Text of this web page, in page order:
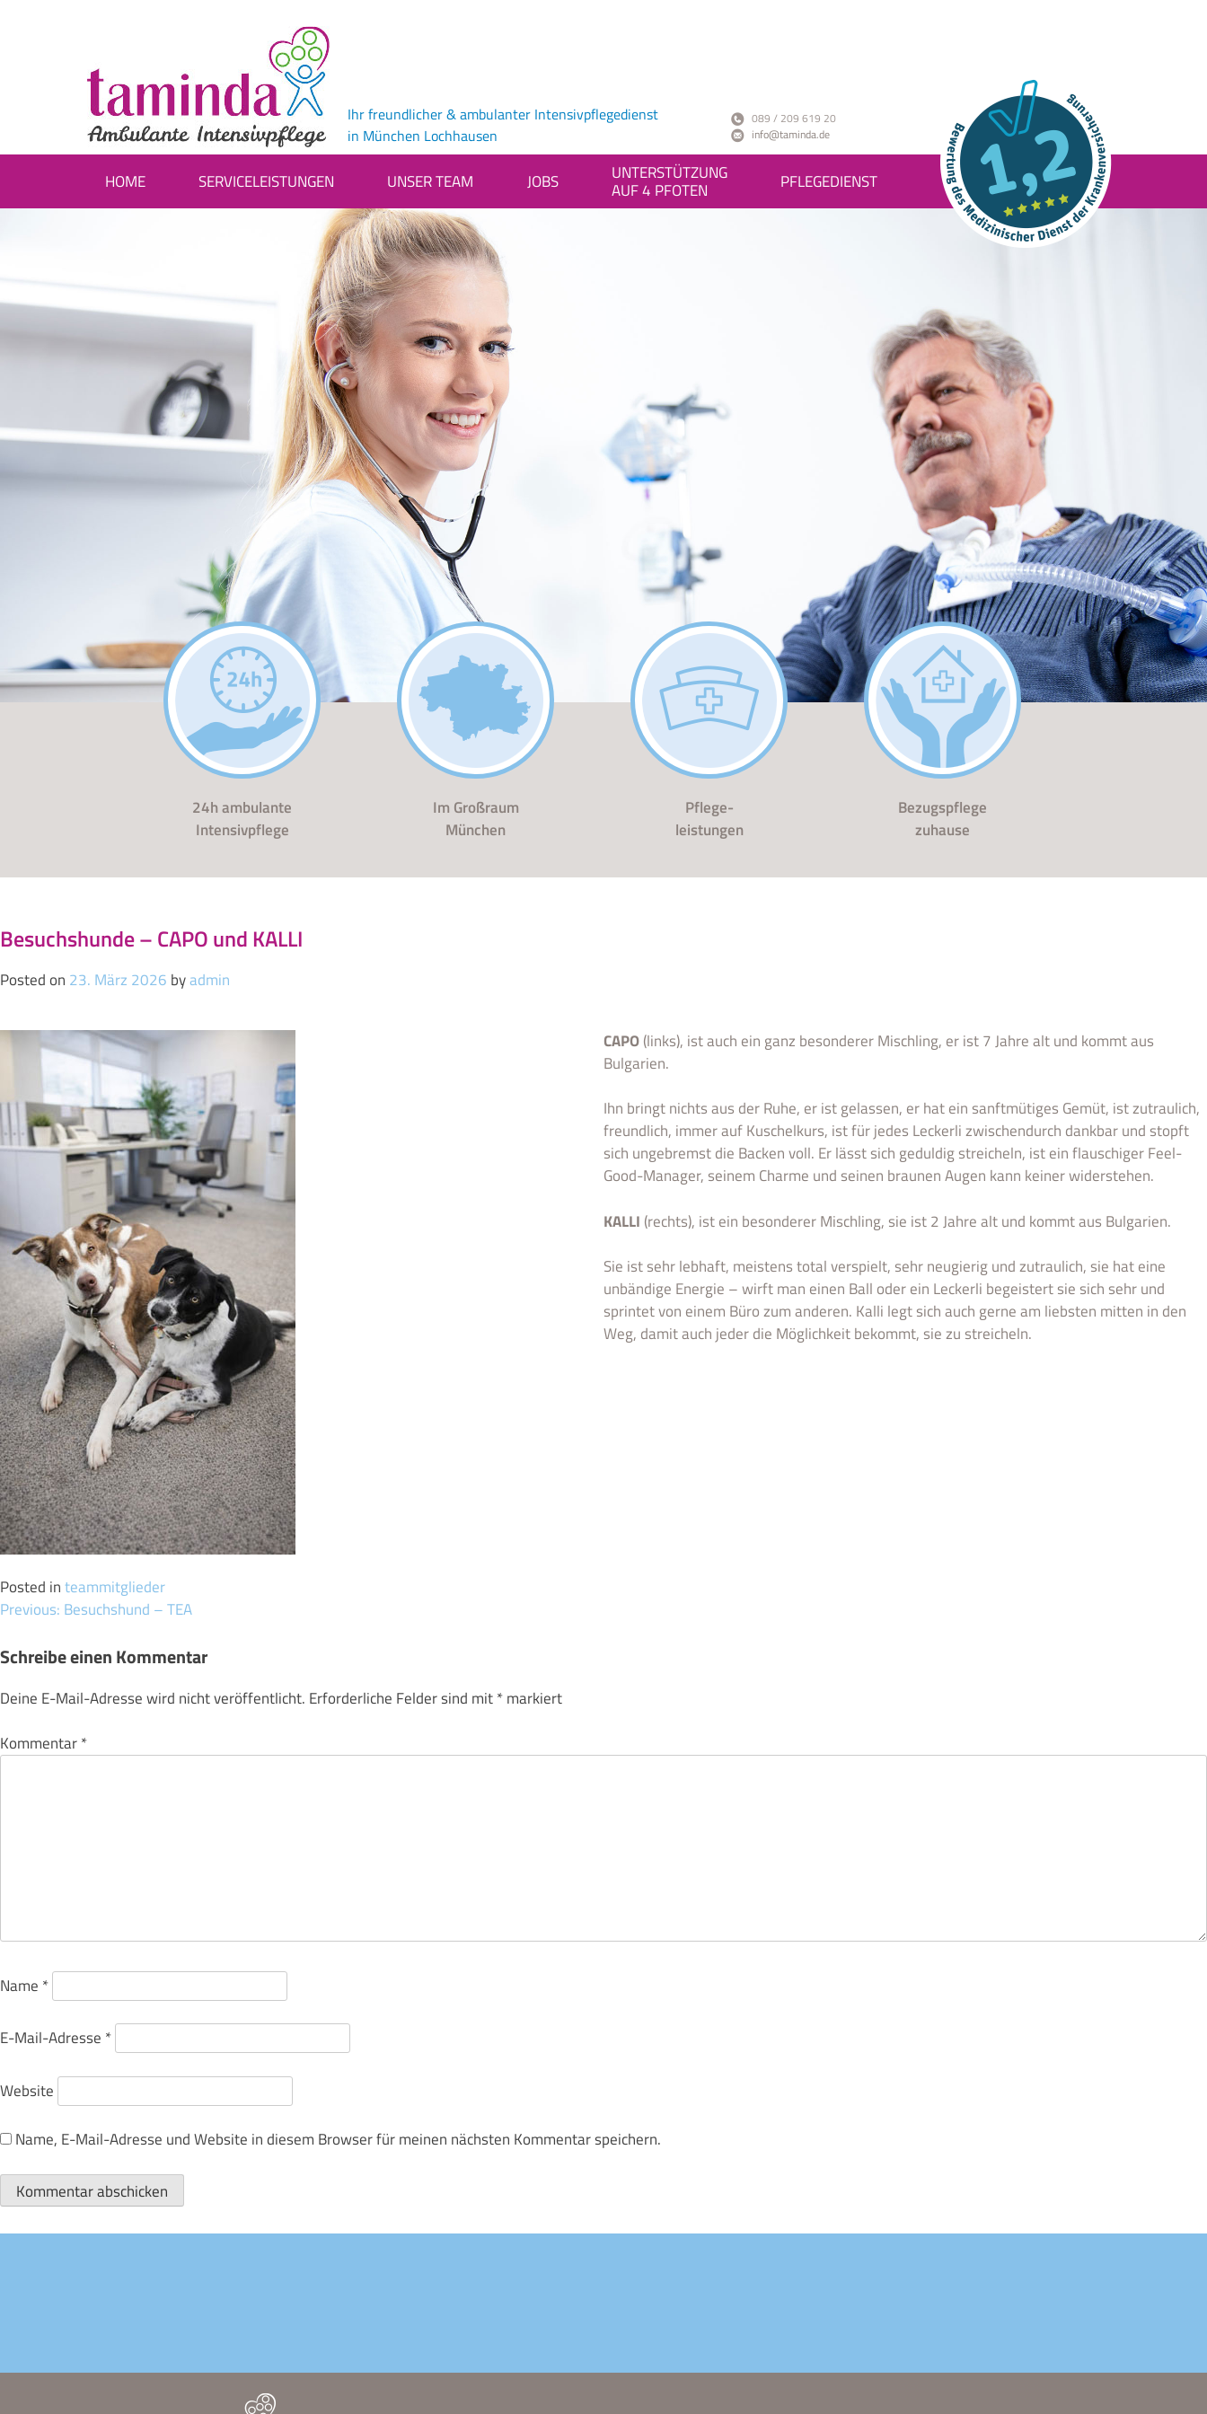
Ihr freundlicher & ambulanter Intensivpflegedienst
in München Lochhausen
089 / 209 619 20
info@taminda.de
HOME SERVICELEISTUNGEN UNSER TEAM JOBS UNTERSTÜTZUNG
AUF 4 PFOTEN PFLEGEDIENST
24h ambulante
Intensivpflege
Im Großraum
München
Pflege-
leistungen
Bezugspflege
zuhause
Besuchshunde – CAPO und KALLI
Posted on 23. März 2026 byadmin
CAPO(links), ist auch ein ganz besonderer Mischling, er ist 7 Jahre alt und kommt aus
Bulgarien.
Ihn bringt nichts aus der Ruhe, er ist gelassen, er hat ein sanftmütiges Gemüt, ist zutraulich,
freundlich, immer auf Kuschelkurs, ist für jedes Leckerli zwischendurch dankbar und stopft
sich ungebremst die Backen voll. Er lässt sich geduldig streicheln, ist ein flauschiger Feel-
Good-Manager, seinem Charme und seinen braunen Augen kann keiner widerstehen.
KALLI (rechts), ist ein besonderer Mischling, sie ist 2 Jahre alt und kommt aus Bulgarien.
Sie ist sehr lebhaft, meistens total verspielt, sehr neugierig und zutraulich, sie hat eine
unbändige Energie – wirft man einen Ball oder ein Leckerli begeistert sie sich sehr und
sprintet von einem Büro zum anderen. Kalli legt sich auch gerne am liebsten mitten in den
Weg, damit auch jeder die Möglichkeit bekommt, sie zu streicheln.
Posted inteammitglieder
Beitragsnavigation
Previous: Besuchshund – TEA
Schreibe einen Kommentar
Deine E-Mail-Adresse wird nicht veröffentlicht. Erforderliche Felder sind mit*markiert
Kommentar*
Name *
E-Mail-Adresse *
Website
Name, E-Mail-Adresse und Website in diesem Browser für meinen nächsten Kommentar speichern.